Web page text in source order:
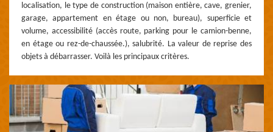
localisation, le type de construction (maison entière, cave, grenier,
garage, appartement en étage ou non, bureau), superficie et
volume, accessibilité (accès route, parking pour le camion-benne,
en étage ou rez-de-chaussée.), salubrité. La valeur de reprise des
objets à débarrasser. Voilà les principaux critères.